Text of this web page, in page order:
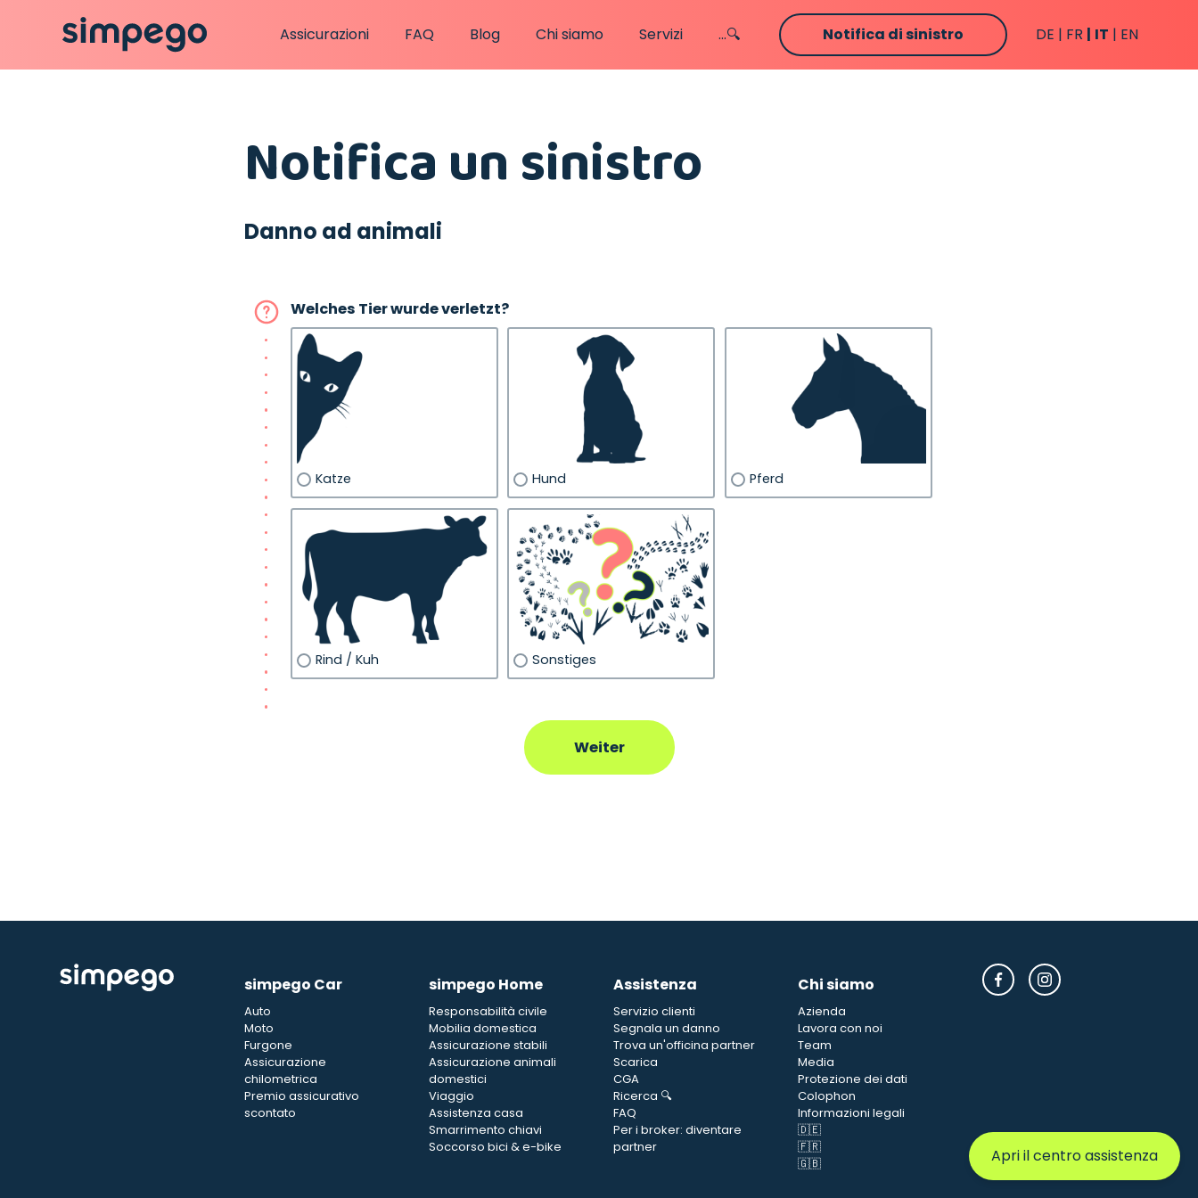
Assicurazioni FAQ Blog Chi siamo Servizi ...🔍 Notifica di sinistro DE FR IT EN
Notifica un sinistro
Danno ad animali
Apri il centro assistenza
simpego Car
Auto
Moto
Furgone
Assicurazione
chilometrica
Premio assicurativo
scontato
simpego Home
Responsabilità civile
Mobilia domestica
Assicurazione stabili
Assicurazione animali
domestici
Viaggio
Assistenza casa
Smarrimento chiavi
Soccorso bici & e-bike
Assistenza
Servizio clienti
Segnala un danno
Trova un'officina partner
Scarica
CGA
Ricerca 🔍
FAQ
Per i broker: diventare
partner
Chi siamo
Azienda
Lavora con noi
Team
Media
Protezione dei dati
Colophon
Informazioni legali
🇩🇪
🇫🇷
🇬🇧